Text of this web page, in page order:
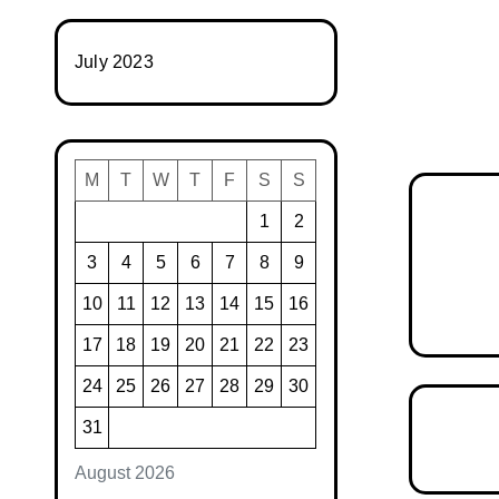
July 2023
August 2026
M T W T F S S
1 2
3 4 5 6 7 8 9
10 11 12 13 14 15 16
17 18 19 20 21 22 23
24 25 26 27 28 29 30
31